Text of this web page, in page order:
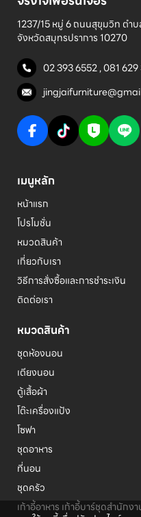
1237/15 หมู่ 6 ถนนสุขุมวิท ตำบ
จังหวัดสมุทรปราการ 10270
02 393 6552,081 629
เมนูหลัก
หน้าแรก
โปรโมชั่น
หมวดสินค้า
เกี่ยวกับเรา
วิธีการสั่งซื้อและการชำระเงิน
ติดต่อเรา
หมวดสินค้า
ชุดห้องนอน
เตียงนอน
ตู้เสื้อผ้า
โต๊ะเครื่องแป้ง
โซฟา
ชุดอาหาร
ที่นอน
ชุดครัว
เก้าอี้อาหาร เก้าอี้บาร์ชุดสำนักงา